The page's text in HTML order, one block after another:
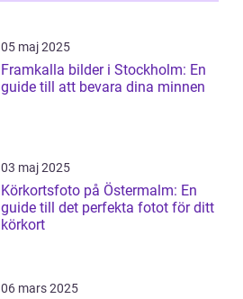
05 maj 2025
Framkalla bilder i Stockholm: En
guide till att bevara dina minnen
03 maj 2025
Körkortsfoto på Östermalm: En
guide till det perfekta fotot för ditt
körkort
06 mars 2025